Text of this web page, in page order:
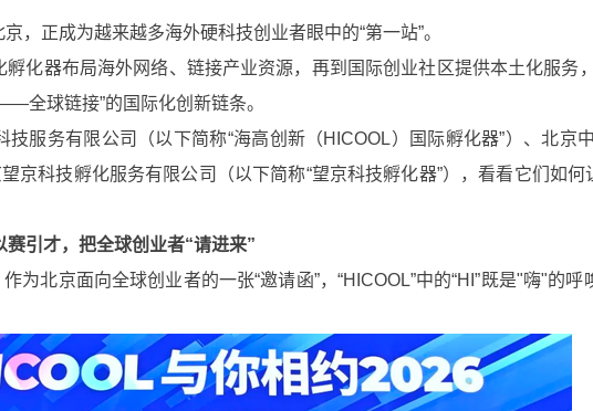
正成为越来越多海外硬科技创业者眼中的“第一站”。
器布局海外网络、链接产业资源，再到国际创业社区提供本土化服务
球链接”的国际化创新链条。
务有限公司（以下简称“海高创新（HICOOL）国际孵化器”）、北京
京科技孵化服务有限公司（以下简称“望京科技孵化器”），看看它们如何
引才，把全球创业者“请进来”
北京面向全球创业者的一张“邀请函”，“HICOOL”中的“HI”既是"嗨"的